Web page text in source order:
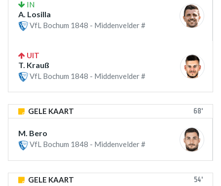
IN
A. Losilla
VfL Bochum 1848 - Middenvelder #
UIT
T. Krauß
VfL Bochum 1848 - Middenvelder #
GELE KAART 68'
M. Bero
VfL Bochum 1848 - Middenvelder #
GELE KAART 54'